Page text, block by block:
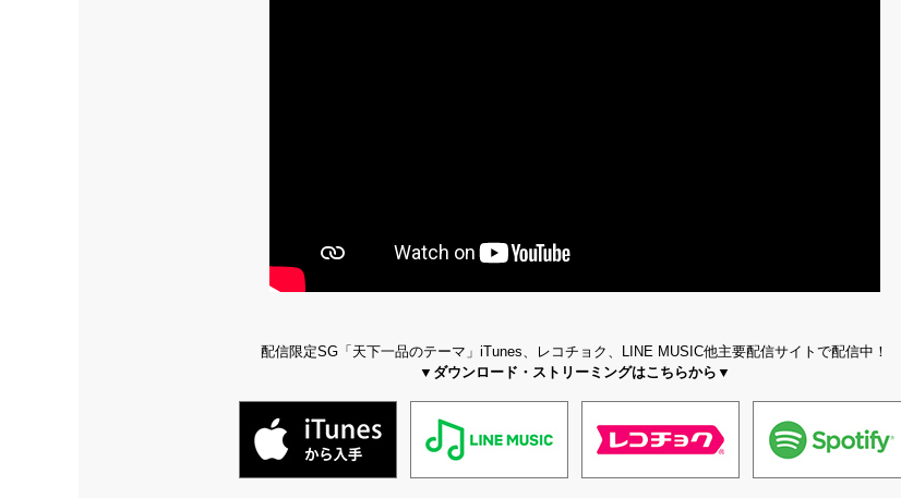
配信限定SG「天下一品のテーマ」iTunes、レコチョク、LINE MUSIC他主要配信サイトで配信中！
▼ダウンロード・ストリーミングはこちらから▼